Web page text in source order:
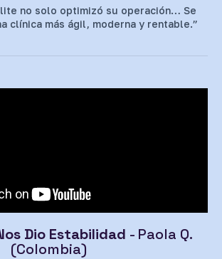
no solo optimizó su operación… Se
clínica más ágil, moderna y rentable.”
Dio Estabilidad - Paola Q.
(Colombia)